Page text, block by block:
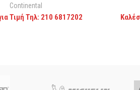
Continental
Τιμή Τηλ: 210 6817202